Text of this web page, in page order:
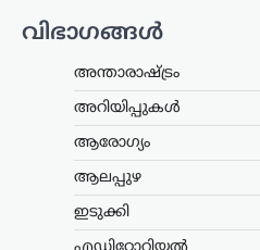
വിഭാഗങ്ങൾ
അന്താരാഷ്ട്രം
അറിയിപ്പുകൾ
ആരോഗ്യം
ആലപ്പുഴ
ഇടുക്കി
ആദരാഞ്ജലി
നരേന്ദ്ര മോദി.
ധൈര്യവും
ട്രെൻഡിംഗ്,